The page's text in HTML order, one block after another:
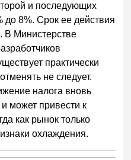
и последующих
8%. Срок ее действия
В Министерстве
практически
не следует.
налога вновь
может привести к
как рынок только
охлаждения.